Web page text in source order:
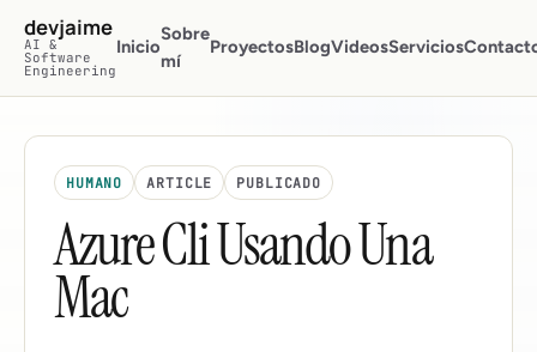
Saltar al contenido principal
devjaime
AI &
Software
Engineering
Inicio
Sobre
mí
ProyectosBlogVideosServicios
HUMANO ARTICLE PUBLICADO
Azure Cli Usando Una
Mac